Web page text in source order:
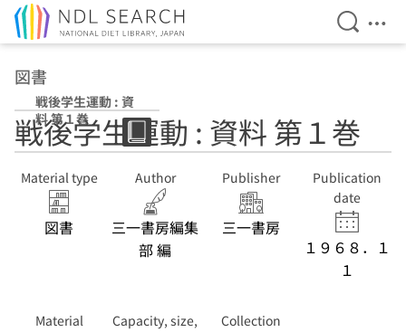
Open
図書
戦後学生運動 : 資
料 第１巻
戦後学生運動 : 資料 第１巻
Material type
図書
Author
三一書房編集
部 編
Publisher
三一書房
Publication
date
１９６８．１
１
Material
Capacity, size,
Collection